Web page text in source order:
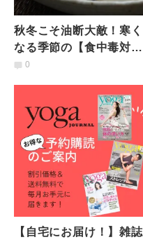
秋冬こそ油断大敵！寒く
なる季節の【食中毒対
策】夏との違いと予防法
0
【自宅にお届け！】雑誌